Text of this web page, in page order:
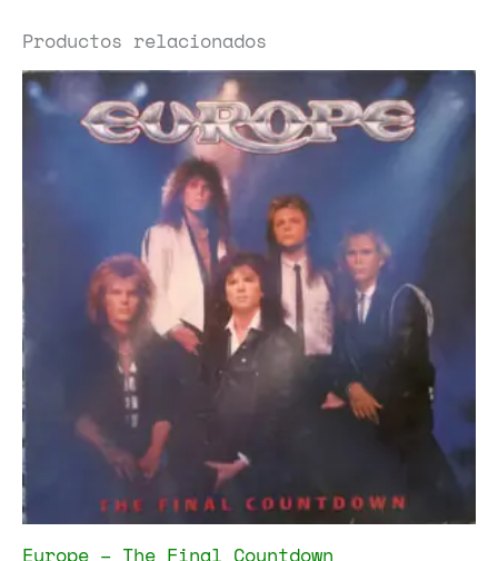
Productos relacionados
Europe – The Final Countdown